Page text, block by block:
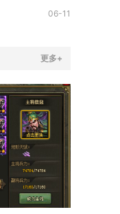
06-11
更多+